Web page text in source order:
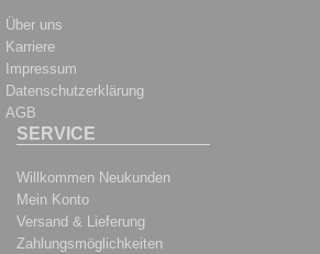
Über uns
Karriere
Impressum
Datenschutzerklärung
AGB
SERVICE
Willkommen Neukunden
Mein Konto
Versand & Lieferung
Zahlungsmöglichkeiten